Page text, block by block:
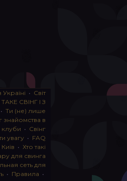
• Світ
СВІНГ І З
• Ти (не) лише
знайомства в
клуби • Свінг
увагу • FAQ
• Хто такі
для свинга
сеть для
• Правила •